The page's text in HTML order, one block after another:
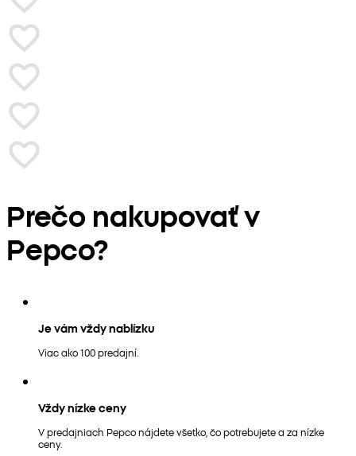
Prečo nakupovať v
Pepco?
Je vám vždy nablízku
Viac ako 100 predajní.
Vždy nízke ceny
V predajniach Pepco nájdete všetko, čo potrebujete a za nízke
ceny.